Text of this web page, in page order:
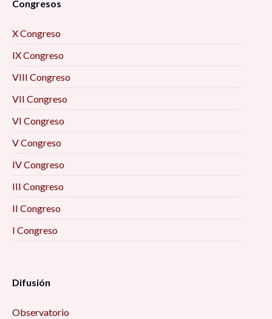
Congresos
X Congreso
IX Congreso
VIII Congreso
VII Congreso
VI Congreso
V Congreso
IV Congreso
III Congreso
II Congreso
I Congreso
Difusión
Observatorio